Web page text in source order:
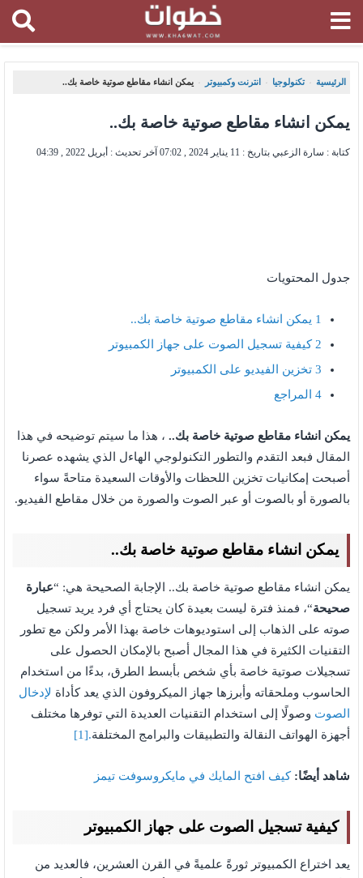
الرئيسية ، تكنولوجيا ، انترنت وكمبيوتر ، يمكن انشاء مقاطع صوتية خاصة بك..
يمكن انشاء مقاطع صوتية خاصة بك..
كتابة : سارة الزعبي بتاريخ : 11 يناير 2024 , 07:02 آخر تحديث : أبريل 2022 , 04:39
جدول المحتويات
1 يمكن انشاء مقاطع صوتية خاصة بك..
2 كيفية تسجيل الصوت على جهاز الكمبيوتر
3 تخزين الفيديو على الكمبيوتر
4 المراجع
يمكن انشاء مقاطع صوتية خاصة بك.. ، هذا ما سيتم توضيحه في هذا
المقال فبعد التقدم والتطور التكنولوجي الهاءل الذي يشهده عصرنا
أصبحت إمكانيات تخزين اللحظات والأوقات السعيدة متاحةً سواء
بالصورة أو بالصوت أو عبر الصوت والصورة من خلال مقاطع الفيديو.
يمكن انشاء مقاطع صوتية خاصة بك..
يمكن انشاء مقاطع صوتية خاصة بك.. الإجابة الصحيحة هي: “عبارة
صحيحة“، فمنذ فترة ليست بعيدة كان يحتاج أي فرد يريد تسجيل
صوته على الذهاب إلى استوديوهات خاصة بهذا الأمر ولكن مع تطور
التقنيات الكثيرة في هذا المجال أصبح بالإمكان الحصول على
تسجيلات صوتية خاصة بأي شخص بأبسط الطرق، بدءًا من استخدام
الحاسوب وملحقاته وأبرزها جهاز الميكروفون الذي يعد كأداة لإدخال
الصوت وصولًا إلى استخدام التقنيات العديدة التي توفرها مختلف
أجهزة الهواتف النقالة والتطبيقات والبرامج المختلفة.[1]
شاهد أيضًا: كيف افتح المايك في مايكروسوفت تيمز
كيفية تسجيل الصوت على جهاز الكمبيوتر
يعد اختراع الكمبيوتر ثورةً علميةً في القرن العشرين، فالعديد من